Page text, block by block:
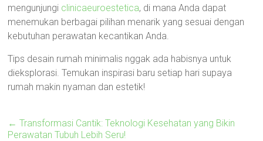
mengunjungi clinicaeuroestetica, di mana Anda dapat
menemukan berbagai pilihan menarik yang sesuai dengan
kebutuhan perawatan kecantikan Anda.
Tips desain rumah minimalis nggak ada habisnya untuk
dieksplorasi. Temukan inspirasi baru setiap hari supaya
rumah makin nyaman dan estetik!
← Transformasi Cantik: Teknologi Kesehatan yang Bikin
Perawatan Tubuh Lebih Seru!